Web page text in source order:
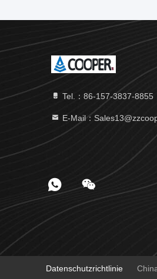
Tel.：86-157-3837-8855
E-Mail：
Datenschutzrichtlinie